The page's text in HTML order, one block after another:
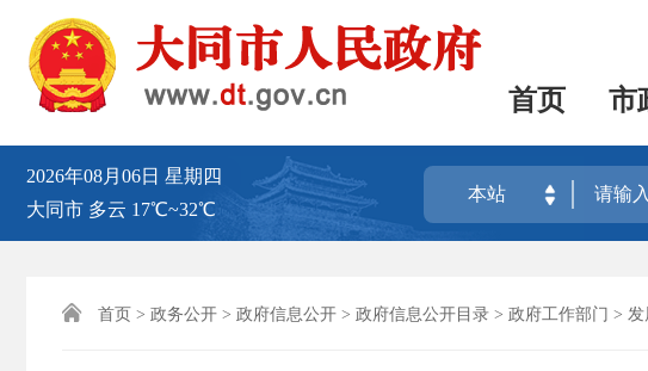
首页 市
2026年08月06日 星期四
大同市 多云 17℃~32℃
本站
 首页 > 政务公开 > 政府信息公开 > 政府信息公开目录 > 政府工作部门 > 发